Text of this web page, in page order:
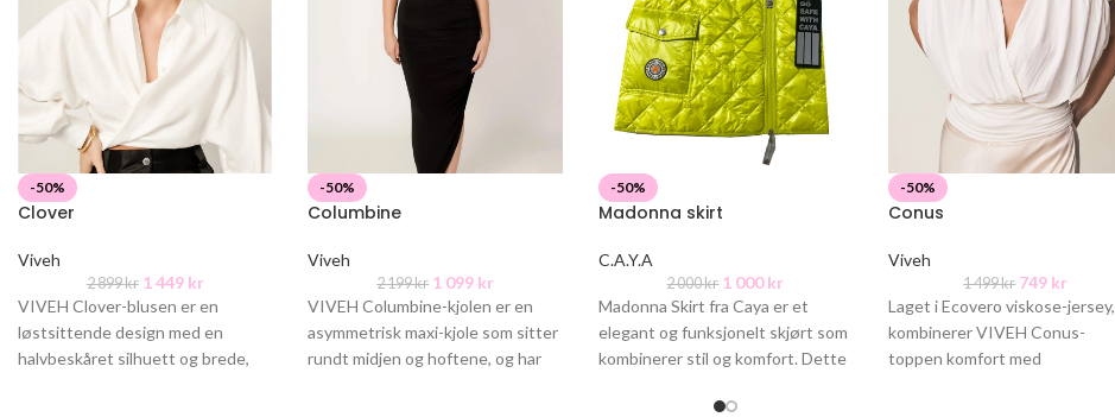
-50%
Clover
Viveh
2 899kr 1 449 kr
VIVEH Clover-blusen er en
løstsittende design med en
halvbeskåret silhuett og brede,
-50%
Columbine
Viveh
2 199kr 1 099 kr
VIVEH Columbine-kjolen er en
asymmetrisk maxi-kjole som sitter
rundt midjen og hoftene, og har
-50%
Madonna skirt
C.A.Y.A
2 000kr 1 000kr
Madonna Skirt fra Caya er et
elegant og funksjonelt skjørt som
kombinerer stil og komfort. Dette
-50%
Conus
Viveh
1 499kr 749 kr
Laget i Ecovero viskose-jersey,
kombinerer VIVEH Conus-
toppen komfort med